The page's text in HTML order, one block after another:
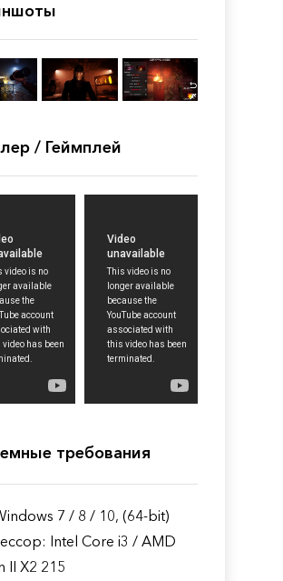
/ Геймплей
требования
7 / 8 / 10, (64-bit)
Intel Core i3 / AMD
II X2 215